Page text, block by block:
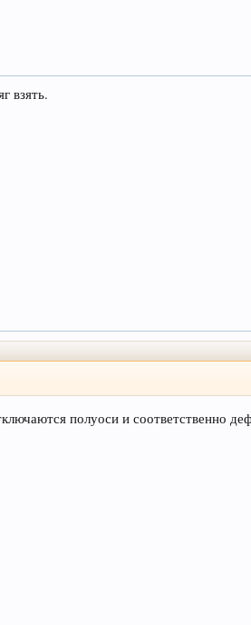
взять.
полуоси и соответственно